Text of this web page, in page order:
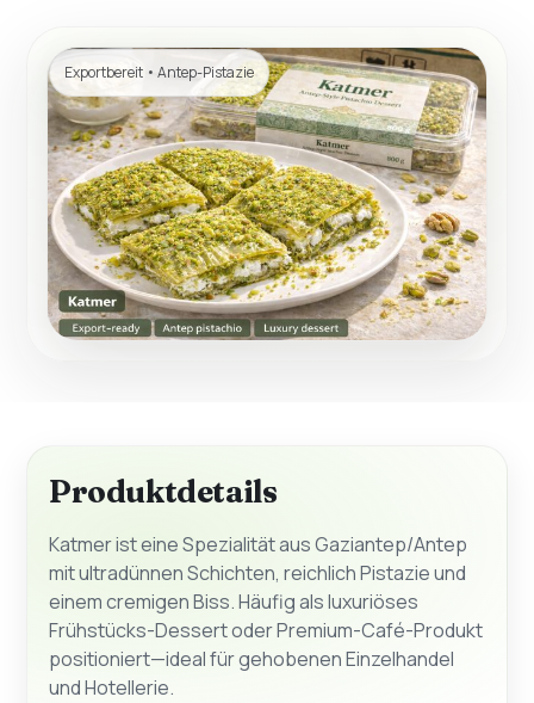
Exportbereit • Antep-Pistazie
Produktdetails
Katmer ist eine Spezialität aus Gaziantep/Antep
mit ultradünnen Schichten, reichlich Pistazie und
einem cremigen Biss. Häufig als luxuriöses
Frühstücks-Dessert oder Premium-Café-Produkt
positioniert—ideal für gehobenen Einzelhandel
und Hotellerie.